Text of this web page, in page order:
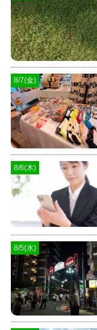
8/7(金)
8/6(木)
8/5(水)